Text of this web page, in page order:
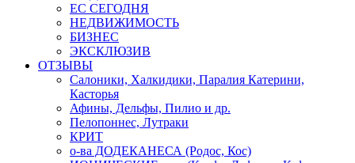
ЕС СЕГОДНЯ
НЕДВИЖИМОСТЬ
БИЗНЕС
ЭКСКЛЮЗИВ
ОТЗЫВЫ
Салоники, Халкидики, Паралия Катерини,
Касторья
Афины, Дельфы, Пилио и др.
Пелопоннес, Лутраки
КРИТ
о-ва ДОДЕКАНЕСА (Родос, Кос)